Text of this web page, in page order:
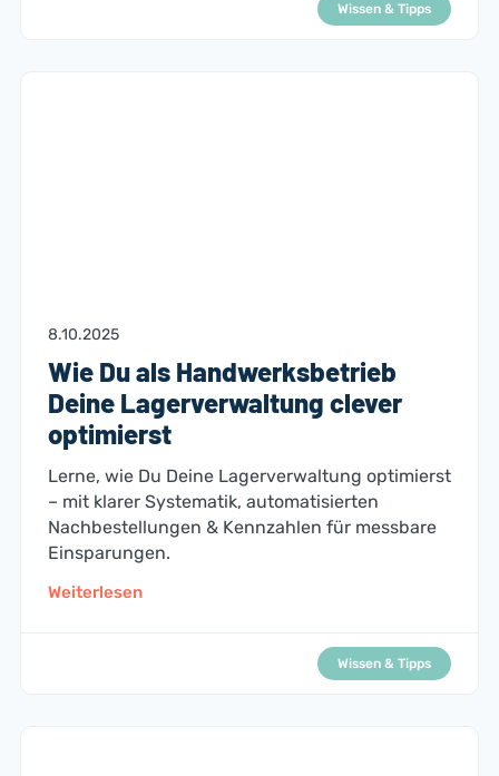
Wissen & Tipps
8.10.2025
Wie Du als Handwerksbetrieb
Deine Lagerverwaltung clever
optimierst
Lerne, wie Du Deine Lagerverwaltung optimierst
– mit klarer Systematik, automatisierten
Nachbestellungen & Kennzahlen für messbare
Einsparungen.
Weiterlesen
Wissen & Tipps